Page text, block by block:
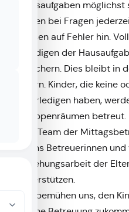
Hausaufgaben
geben bei Fragen
weisen auf Fehler hin.
Erledigen der
zusichern. Dies bleibt in
Eltern. Kinder, die keine
zu erledigen haben,
Gruppenräumen betreut.
Das Team der
sechs Betreuerinnen
Erziehungsarbeit der
unterstützen.
Wir bemühen uns, den